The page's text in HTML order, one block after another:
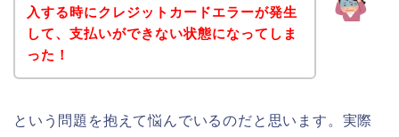
入する時にクレジットカードエラーが発生
して、支払いができない状態になってしま
った！
という問題を抱えて悩んでいるのだと思います。実際